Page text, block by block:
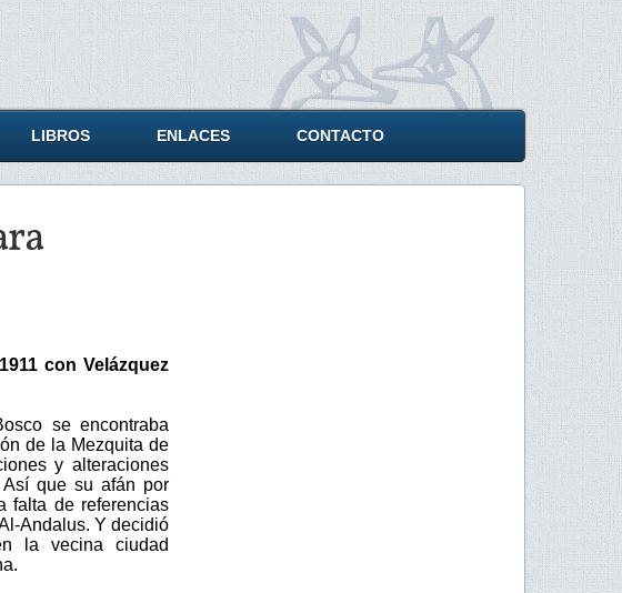
LIBROS ENLACES CONTACTO
con Velázquez
se encontraba
de la Mezquita de
y alteraciones
que su afán por
falta de referencias
Andalus. Y decidió
la vecina ciudad